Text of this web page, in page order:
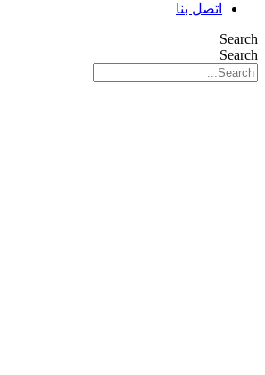
اتصل بنا
Search
Search